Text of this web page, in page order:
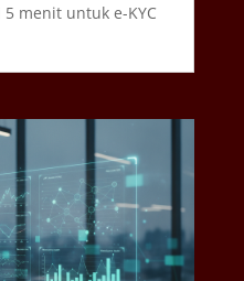
menit untuk e-KYC